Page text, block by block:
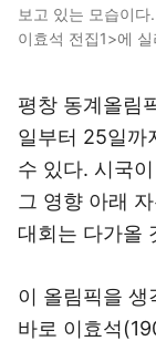
보고 있는 모습이
이효석 전집1>에
평창 동계올림
일부터 25일까
수 있다. 시국
그 영향 아래
대회는 다가올
이 올림픽을 생
바로 이효석